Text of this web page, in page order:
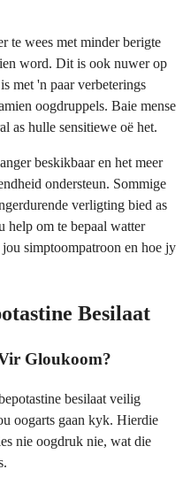
te wees met minder berigte
word. Dit is ook nuwer op
met 'n paar verbeterings
oogdruppels. Baie mense
as hulle sensitiewe oë het.
beskikbaar en het meer
ondersteun. Sommige
verligting bied as
help om te bepaal watter
simptoompatroon en hoe jy
Besilaat
Gloukoom?
besilaat veilig
oogarts gaan kyk. Hierdie
nie oogdruk nie, wat die